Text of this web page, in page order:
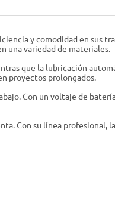
y comodidad en sus
una variedad de materiales.
que la lubricación
proyectos prolongados.
Con un voltaje de
Con su línea profesional,